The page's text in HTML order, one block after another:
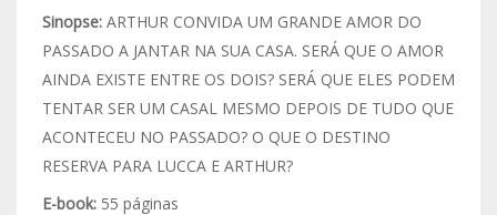
Sinopse:ARTHUR CONVIDA UM GRANDE AMOR DO
PASSADO A JANTAR NA SUA CASA. SERÁ QUE O AMOR
AINDA EXISTE ENTRE OS DOIS? SERÁ QUE ELES PODEM
TENTAR SER UM CASAL MESMO DEPOIS DE TUDO QUE
ACONTECEU NO PASSADO? O QUE O DESTINO
RESERVA PARA LUCCA E ARTHUR?
E-book:55 páginas